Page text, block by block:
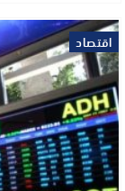
اقتصاد